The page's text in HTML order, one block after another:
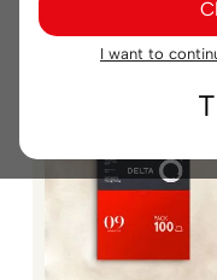
I want to
Pertinence